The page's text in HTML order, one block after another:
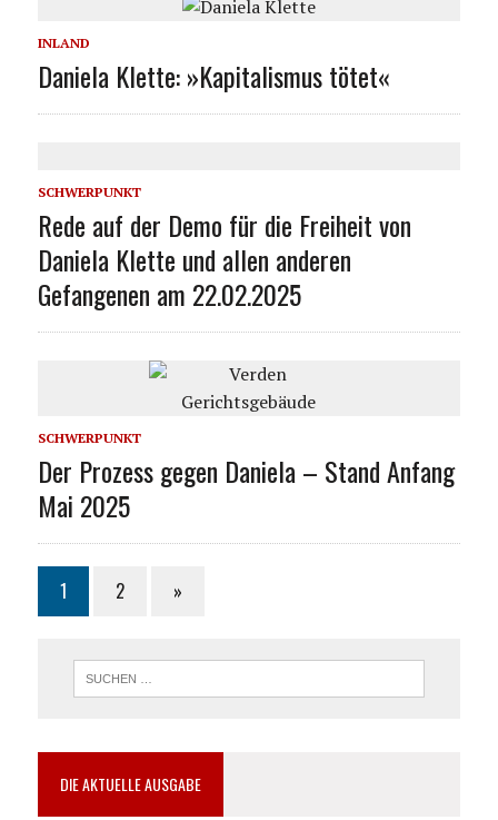
INLAND
Daniela Klette: »Kapitalismus tötet«
SCHWERPUNKT
Rede auf der Demo für die Freiheit von
Daniela Klette und allen anderen
Gefangenen am 22.02.2025
SCHWERPUNKT
Der Prozess gegen Daniela – Stand Anfang
Mai 2025
1 2 »
DIE AKTUELLE AUSGABE